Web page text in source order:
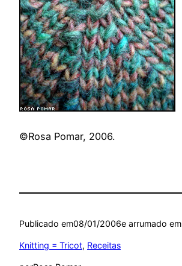
©Rosa Pomar, 2006.
Publicado em08/01/2006e arrumado em
Knitting = Tricot, Receitas